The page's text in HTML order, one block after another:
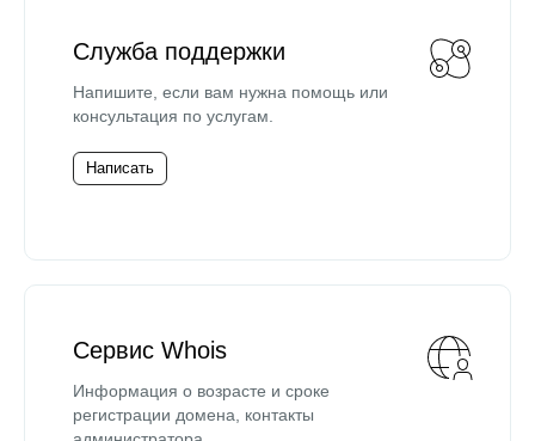
Служба поддержки
Напишите, если вам нужна помощь или
консультация по услугам.
Написать
Сервис Whois
Информация о возрасте и сроке
регистрации домена, контакты